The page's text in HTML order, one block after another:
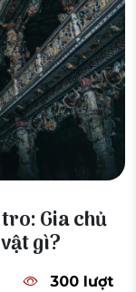
Gia chủ
gì?
300 lượt